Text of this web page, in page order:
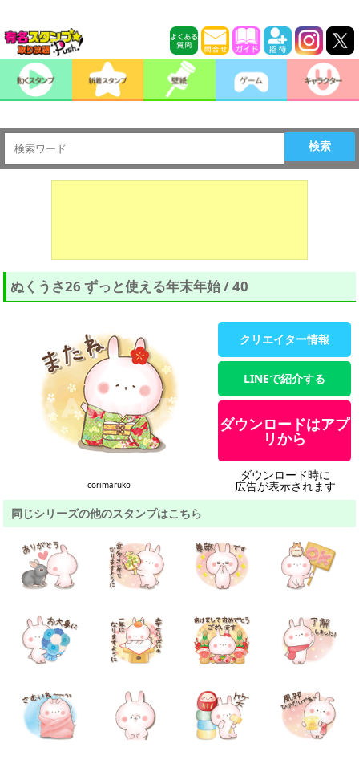
検索
ぬくうさ26 ずっと使える年末年始 / 40
corimaruko
クリエイター情報
LINEで紹介する
ダウンロードはアプ
リから
ダウンロード時に
広告が表示されます
同じシリーズの他のスタンプはこちら